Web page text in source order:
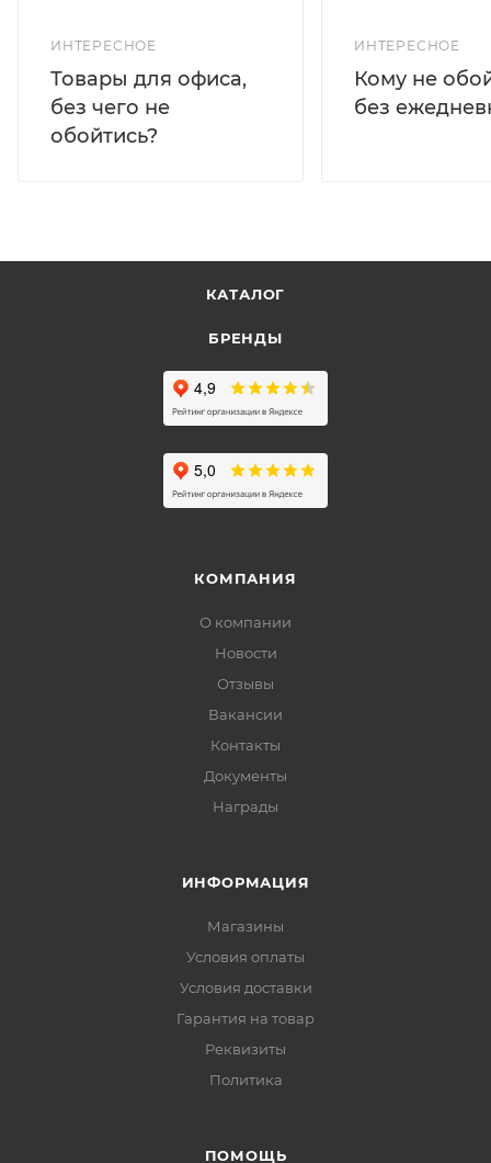
ИНТЕРЕСНОЕ
Товары для офиса,
без чего не
обойтись?
ИНТЕРЕСНОЕ
Кому не
без
КАТАЛОГ
БРЕНДЫ
КОМПАНИЯ
О компании
Новости
Отзывы
Вакансии
Контакты
Документы
Награды
ИНФОРМАЦИЯ
Магазины
Условия оплаты
Условия доставки
Гарантия на товар
Реквизиты
Политика
ПОМОЩЬ